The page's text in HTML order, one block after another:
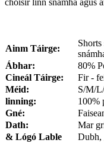
chóisir linn snámha agus
Ainm Táirge:
Ábhar:
80%
Cineál Táirge:
Fir -
Méid:
S/M/
linning:
100%
Gné:
Dath:
Mar
& Lógó Lable
Dubh,